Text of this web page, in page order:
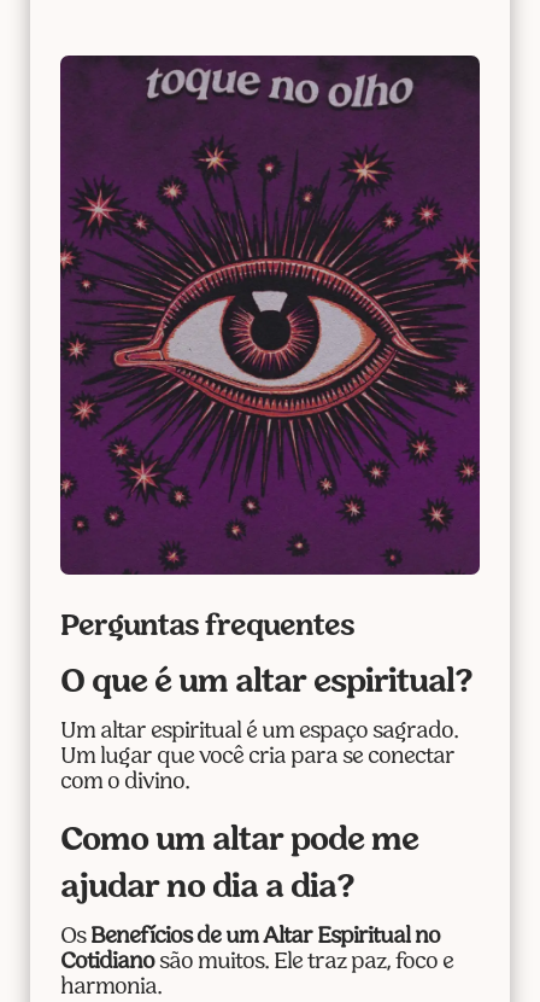
Perguntas frequentes
O que é um altar espiritual?
Um altar espiritual é um espaço sagrado.
Um lugar que você cria para se conectar
com o divino.
Como um altar pode me
ajudar no dia a dia?
Os Benefícios de um Altar Espiritual no
Cotidianosão muitos. Ele traz paz, foco e
harmonia.